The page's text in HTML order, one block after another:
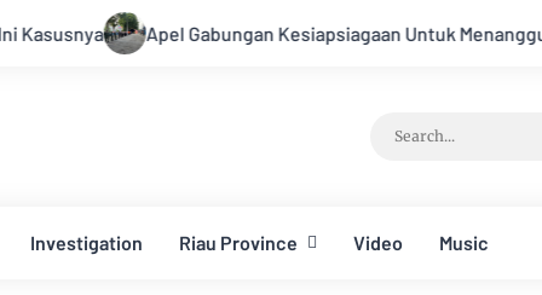
Gabungan Kesiapsiagaan Untuk Menanggulangi Bencana
Investigation Riau Province Video Music